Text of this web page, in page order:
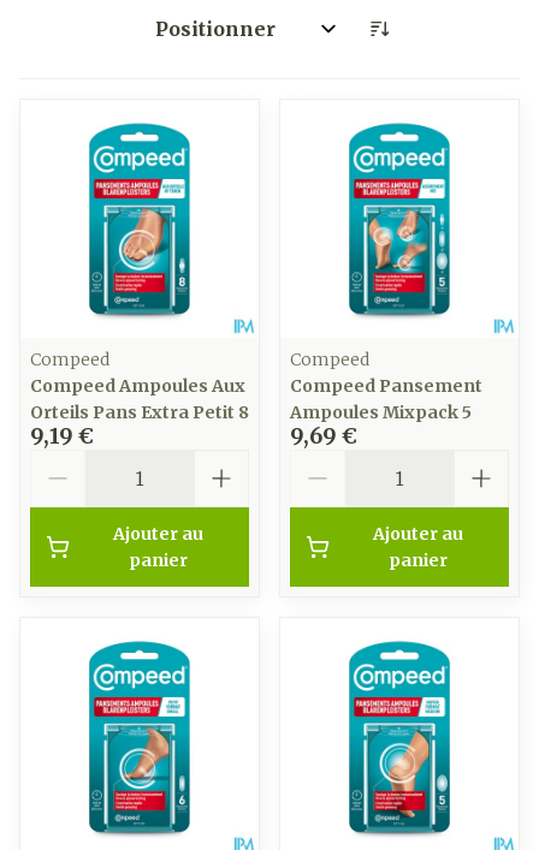
Trier par:
Compeed
Compeed Ampoules Aux
Orteils Pans Extra Petit 8
9,19 €
Ajouter au
panier
Compeed
Compeed Pansement
Ampoules Mixpack 5
9,69 €
Ajouter au
panier